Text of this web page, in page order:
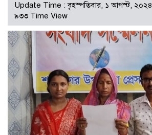
Update Time : বৃহস্পতিবার, ১ আগস্ট, ২০২৪
৯৩৩ Time View